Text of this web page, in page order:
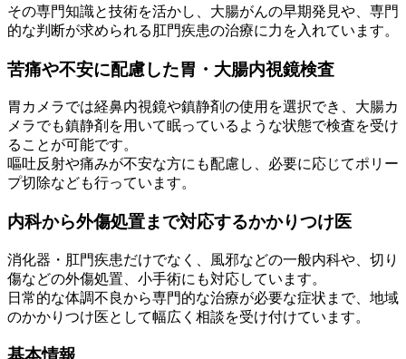
その専門知識と技術を活かし、大腸がんの早期発見や、専門
的な判断が求められる肛門疾患の治療に力を入れています。
苦痛や不安に配慮した胃・大腸内視鏡検査
胃カメラでは経鼻内視鏡や鎮静剤の使用を選択でき、大腸カ
メラでも鎮静剤を用いて眠っているような状態で検査を受け
ることが可能です。
嘔吐反射や痛みが不安な方にも配慮し、必要に応じてポリー
プ切除なども行っています。
内科から外傷処置まで対応するかかりつけ医
消化器・肛門疾患だけでなく、風邪などの一般内科や、切り
傷などの外傷処置、小手術にも対応しています。
日常的な体調不良から専門的な治療が必要な症状まで、地域
のかかりつけ医として幅広く相談を受け付けています。